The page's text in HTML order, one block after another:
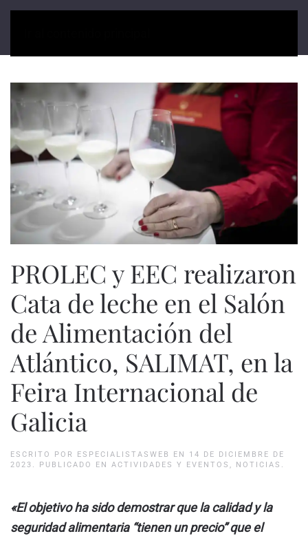
PROLEC y EEC realizaron
Cata de leche en el Salón
de Alimentación del
Atlántico, SALIMAT, en la
Feira Internacional de
Galicia
ESCRITO POR ESPECIALISTASWEB EN 14 DE DICIEMBRE DE
2023 . PUBLICADO EN ACTIVIDADES Y EVENTOS , NOTICIAS .
«El objetivo ha sido demostrar que la calidad y la
seguridad alimentaria “tienen un precio” que el